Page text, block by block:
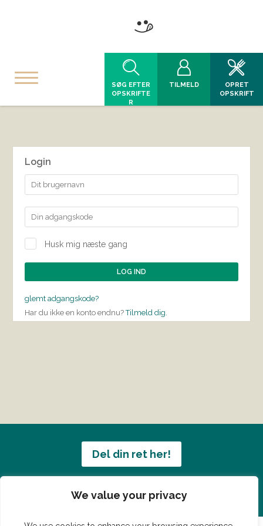
We value your privacy
SØG EFTER
OPSKRIFTE
R
TILMELD
OPRET
OPSKRIFT
Login
Husk mig næste gang
glemt adgangskode?
Har du ikke en konto endnu?Tilmeld dig.
Del din ret her!
Har du en konge ret du vil dele?